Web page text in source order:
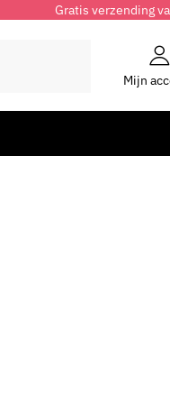
Gratis verzending
Mijn